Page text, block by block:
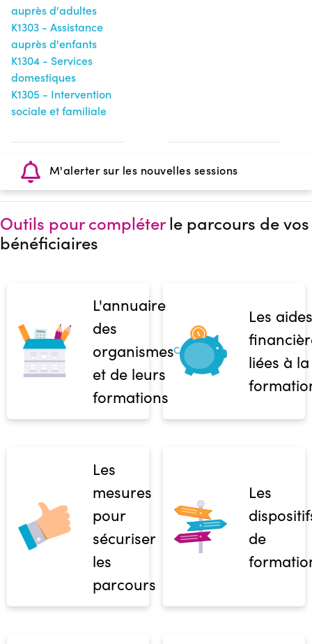
auprès d'adultes
K1303 - Assistance
auprès d'enfants
K1304 - Services
domestiques
K1305 - Intervention
sociale et familiale
M'alerter sur les nouvelles sessions
Outils pour compléterle parcours de vos
bénéficiaires
L'annuaire
des
organismes
et de leurs
formations
Les aides
liées à la
Les
mesures
pour
sécuriser
les
parcours
Les
de